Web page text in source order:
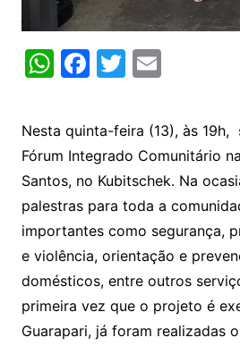
W
at
s
A
p
p
F
c
e
b
o
o
k
T
itt
er
E
ai
l
Nesta quinta-feira (13), às 19h,
Fórum Integrado Comunitário
Santos, no Kubitschek. Na
palestras para toda a
importantes como segurança,
e violência, orientação e
domésticos, entre outros
primeira vez que o projeto é
Guarapari, já foram realizadas